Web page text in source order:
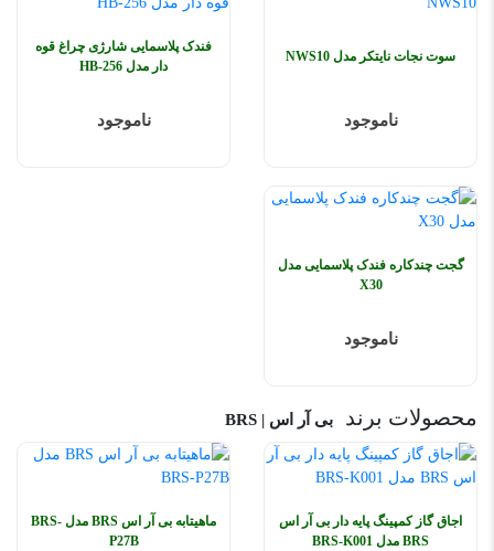
سوت نجات نایتکر مدل NWS10
ناموجود
فندک پلاسمایی شارژی چراغ قوه
دار مدل HB-256
ناموجود
گجت چندکاره فندک پلاسمایی مدل
X30
ناموجود
محصولات برند بی آر اس | BRS
اجاق گاز کمپینگ پایه دار بی آر اس
BRS مدل BRS-K001
ماهیتابه بی آر اس BRS مدل BRS-
P27B